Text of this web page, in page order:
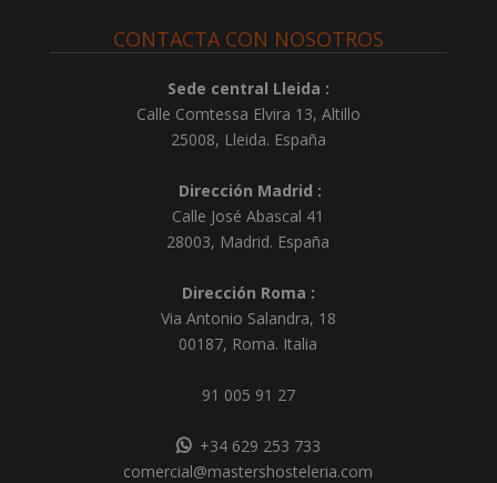
CONTACTA CON NOSOTROS
Sede central Lleida :
Calle Comtessa Elvira 13, Altillo
25008, Lleida. España
Dirección Madrid :
Calle José Abascal 41
28003, Madrid. España
Dirección Roma :
Via Antonio Salandra, 18
00187, Roma. Italia
91 005 91 27
+34 629 253 733
comercial@mastershosteleria.com